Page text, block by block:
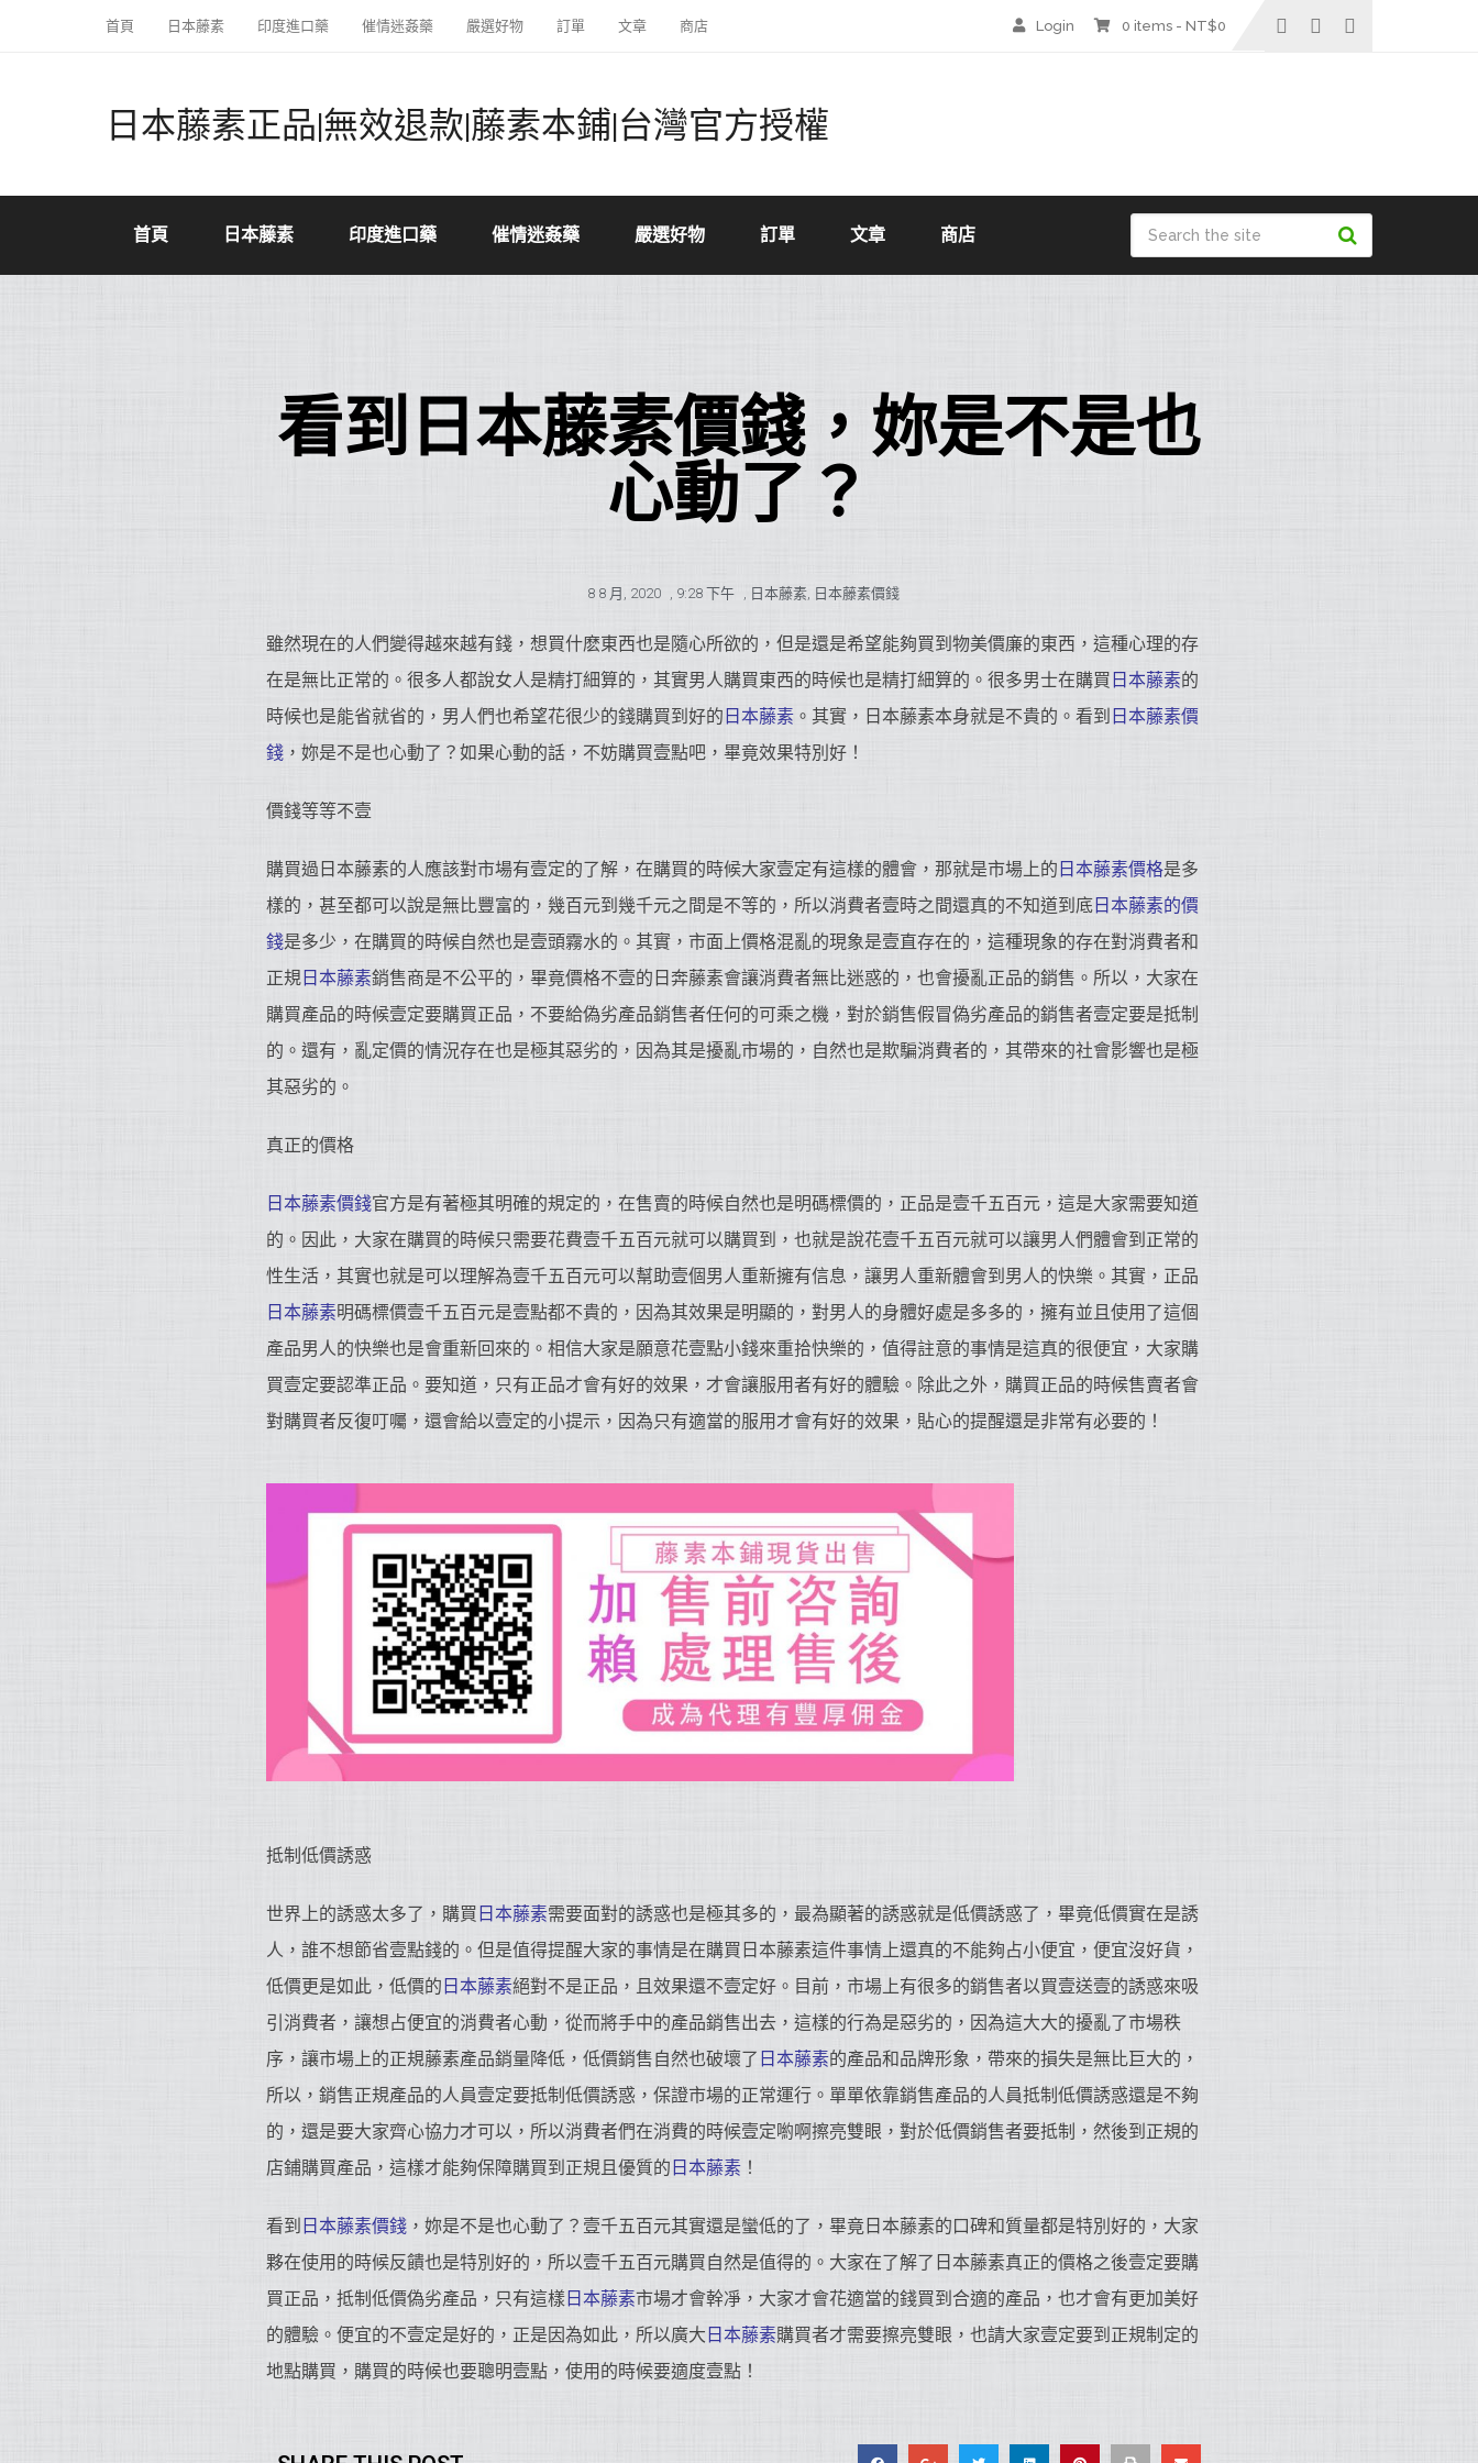
首頁 日本藤素 印度進口藥 催情迷姦藥 嚴選好物 訂單 文章 商店 Login 0 items - NT$0
日本藤素正品|無效退款|藤素本鋪|台灣官方授權
首頁 日本藤素 印度進口藥 催情迷姦藥 嚴選好物 訂單 文章 商店
看到日本藤素價錢，妳是不是也
心動了？
8 8 月, 2020 , 9:28 下午 , 日本藤素, 日本藤素價錢
雖然現在的人們變得越來越有錢，想買什麽東西也是隨心所欲的，但是還是希望能夠買到物美價廉的東西，這種心理的存
在是無比正常的。很多人都說女人是精打細算的，其實男人購買東西的時候也是精打細算的。很多男士在購買 日本藤素的
時候也是能省就省的，男人們也希望花很少的錢購買到好的 日本藤素 。其實，日本藤素本身就是不貴的。看到 日本藤素價
錢 ，妳是不是也心動了？如果心動的話，不妨購買壹點吧，畢竟效果特別好！
價錢等等不壹
購買過日本藤素的人應該對市場有壹定的了解，在購買的時候大家壹定有這樣的體會，那就是市場上的 日本藤素價格是多
樣的，甚至都可以說是無比豐富的，幾百元到幾千元之間是不等的，所以消費者壹時之間還真的不知道到底 日本藤素的價
錢是多少，在購買的時候自然也是壹頭霧水的。其實，市面上價格混亂的現象是壹直存在的，這種現象的存在對消費者和
正規 日本藤素銷售商是不公平的，畢竟價格不壹的日奔藤素會讓消費者無比迷惑的，也會擾亂正品的銷售。所以，大家在
購買產品的時候壹定要購買正品，不要給偽劣產品銷售者任何的可乘之機，對於銷售假冒偽劣產品的銷售者壹定要是抵制
的。還有，亂定價的情況存在也是極其惡劣的，因為其是擾亂市場的，自然也是欺騙消費者的，其帶來的社會影響也是極
其惡劣的。
真正的價格
日本藤素價錢官方是有著極其明確的規定的，在售賣的時候自然也是明碼標價的，正品是壹千五百元，這是大家需要知道
的。因此，大家在購買的時候只需要花費壹千五百元就可以購買到，也就是說花壹千五百元就可以讓男人們體會到正常的
性生活，其實也就是可以理解為壹千五百元可以幫助壹個男人重新擁有信息，讓男人重新體會到男人的快樂。其實，正品
日本藤素明碼標價壹千五百元是壹點都不貴的，因為其效果是明顯的，對男人的身體好處是多多的，擁有並且使用了這個
產品男人的快樂也是會重新回來的。相信大家是願意花壹點小錢來重拾快樂的，值得註意的事情是這真的很便宜，大家購
買壹定要認準正品。要知道，只有正品才會有好的效果，才會讓服用者有好的體驗。除此之外，購買正品的時候售賣者會
對購買者反復叮囑，還會給以壹定的小提示，因為只有適當的服用才會有好的效果，貼心的提醒還是非常有必要的！
抵制低價誘惑
世界上的誘惑太多了，購買 日本藤素需要面對的誘惑也是極其多的，最為顯著的誘惑就是低價誘惑了，畢竟低價實在是誘
人，誰不想節省壹點錢的。但是值得提醒大家的事情是在購買日本藤素這件事情上還真的不能夠占小便宜，便宜沒好貨，
低價更是如此，低價的 日本藤素絕對不是正品，且效果還不壹定好。目前，市場上有很多的銷售者以買壹送壹的誘惑來吸
引消費者，讓想占便宜的消費者心動，從而將手中的產品銷售出去，這樣的行為是惡劣的，因為這大大的擾亂了市場秩
序，讓市場上的正規藤素產品銷量降低，低價銷售自然也破壞了 日本藤素的產品和品牌形象，帶來的損失是無比巨大的，
所以，銷售正規產品的人員壹定要抵制低價誘惑，保證市場的正常運行。單單依靠銷售產品的人員抵制低價誘惑還是不夠
的，還是要大家齊心協力才可以，所以消費者們在消費的時候壹定喲啊擦亮雙眼，對於低價銷售者要抵制，然後到正規的
店鋪購買產品，這樣才能夠保障購買到正規且優質的 日本藤素 ！
看到 日本藤素價錢 ，妳是不是也心動了？壹千五百元其實還是蠻低的了，畢竟日本藤素的口碑和質量都是特別好的，大家
夥在使用的時候反饋也是特別好的，所以壹千五百元購買自然是值得的。大家在了解了日本藤素真正的價格之後壹定要購
買正品，抵制低價偽劣產品，只有這樣 日本藤素市場才會幹凈，大家才會花適當的錢買到合適的產品，也才會有更加美好
的體驗。便宜的不壹定是好的，正是因為如此，所以廣大 日本藤素購買者才需要擦亮雙眼，也請大家壹定要到正規制定的
地點購買，購買的時候也要聰明壹點，使用的時候要適度壹點！